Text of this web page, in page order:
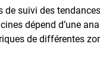
de suivi des
dépend d’une
de différentes